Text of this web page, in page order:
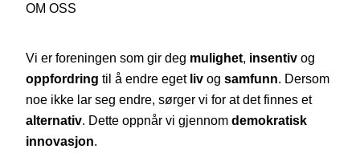
OM OSS
Vi er foreningen som gir deg mulighet, insentiv og
oppfordring til å endre eget liv og samfunn. Dersom
noe ikke lar seg endre, sørger vi for at det finnes et
alternativ. Dette oppnår vi gjennom demokratisk
innovasjon.